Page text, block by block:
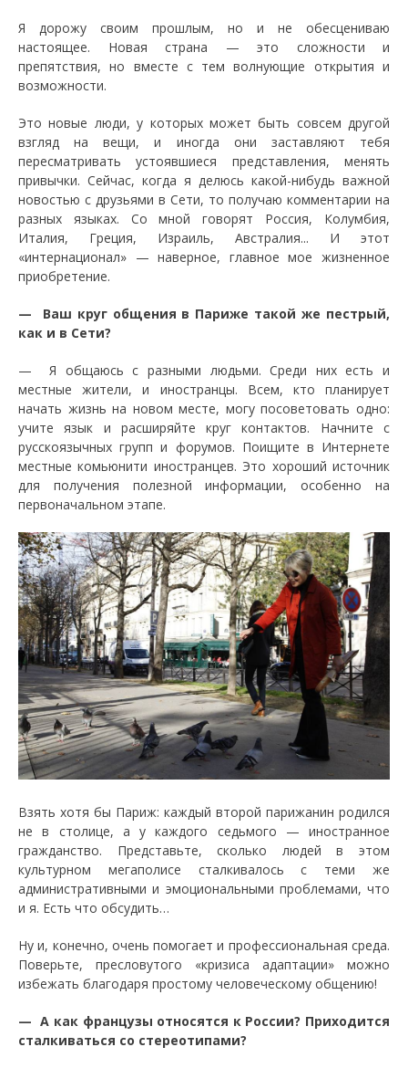
Я дорожу своим прошлым, но и не обесцениваю
настоящее. Новая страна — это сложности и
препятствия, но вместе с тем волнующие открытия и
возможности.
Это новые люди, у которых может быть совсем другой
взгляд на вещи, и иногда они заставляют тебя
пересматривать устоявшиеся представления, менять
привычки. Сейчас, когда я делюсь какой-нибудь важной
новостью с друзьями в Сети, то получаю комментарии на
разных языках. Со мной говорят Россия, Колумбия,
Италия, Греция, Израиль, Австралия... И этот
«интернационал» — наверное, главное мое жизненное
приобретение.
— Ваш круг общения в Париже такой же пестрый,
как и в Сети?
— Я общаюсь с разными людьми. Среди них есть и
местные жители, и иностранцы. Всем, кто планирует
начать жизнь на новом месте, могу посоветовать одно:
учите язык и расширяйте круг контактов. Начните с
русскоязычных групп и форумов. Поищите в Интернете
местные комьюнити иностранцев. Это хороший источник
для получения полезной информации, особенно на
первоначальном этапе.
Взять хотя бы Париж: каждый второй парижанин родился
не в столице, а у каждого седьмого — иностранное
гражданство. Представьте, сколько людей в этом
культурном мегаполисе сталкивалось с теми же
административными и эмоциональными проблемами, что
и я. Есть что обсудить…
Ну и, конечно, очень помогает и профессиональная среда.
Поверьте, пресловутого «кризиса адаптации» можно
избежать благодаря простому человеческому общению!
— А как французы относятся к России? Приходится
сталкиваться со стереотипами?